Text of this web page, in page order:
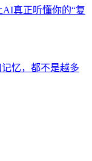
真正听懂你的“复
忆，都不是越多